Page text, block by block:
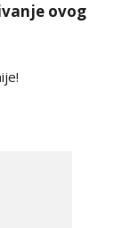
ovog